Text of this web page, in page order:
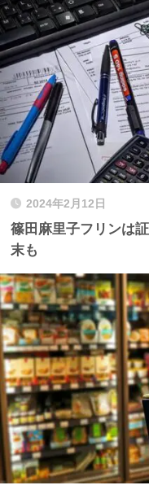
2024年2月12日
篠田麻里子フリンは
末も